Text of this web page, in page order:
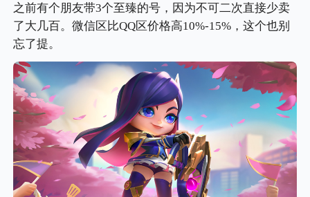
之前有个朋友带3个至臻的号，因为不可二次直接少卖
了大几百。微信区比QQ区价格高10%-15%，这个也别
忘了提。